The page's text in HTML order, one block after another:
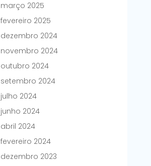
março 2025
fevereiro 2025
dezembro 2024
novembro 2024
outubro 2024
setembro 2024
julho 2024
junho 2024
abril 2024
fevereiro 2024
dezembro 2023